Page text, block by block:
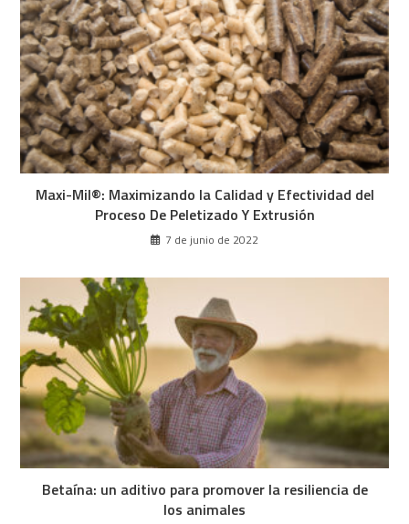
Maxi-Mil®: Maximizando la Calidad y Efectividad del
Proceso De Peletizado Y Extrusión
7 de junio de 2022
Betaína: un aditivo para promover la resiliencia de
los animales